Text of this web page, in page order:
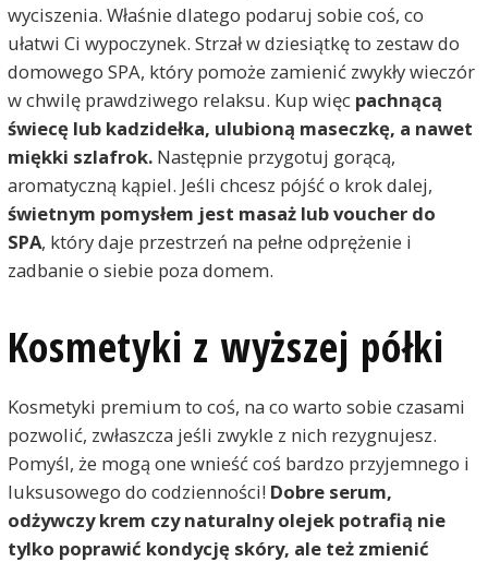
wyciszenia. Właśnie dlatego podaruj sobie coś, co
ułatwi Ci wypoczynek. Strzał w dziesiątkę to zestaw do
domowego SPA, który pomoże zamienić zwykły wieczór
w chwilę prawdziwego relaksu. Kup więc pachnącą
świecę lub kadzidełka, ulubioną maseczkę, a nawet
miękki szlafrok.Następnie przygotuj gorącą,
aromatyczną kąpiel. Jeśli chcesz pójść o krok dalej,
świetnym pomysłem jest masaż lub voucher do
SPA, który daje przestrzeń na pełne odprężenie i
zadbanie o siebie poza domem.
Kosmetyki z wyższej półki
Kosmetyki premium to coś, na co warto sobie czasami
pozwolić, zwłaszcza jeśli zwykle z nich rezygnujesz.
Pomyśl, że mogą one wnieść coś bardzo przyjemnego i
luksusowego do codzienności! Dobreserum,
odżywczykrem czynaturalnyolejek potrafią nie
tylko poprawić kondycjęskóry, aleteżzmienić